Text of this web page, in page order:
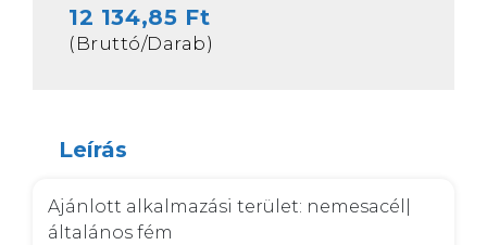
12 134,85 Ft
(Bruttó/Darab)
Leírás
Ajánlott alkalmazási terület: nemesacél|
általános fém